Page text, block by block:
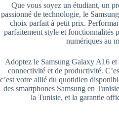
Que vous soyez un étudiant, un
passionné de technologie, le
choix parfait à petit prix.
parfaitement style et fonctionnalités
numériques au
Adoptez le Samsung Galaxy A16 et
connectivité et de productivité.
c’est votre allié du quotidien
des smartphones Samsung en
la Tunisie, et la garantie